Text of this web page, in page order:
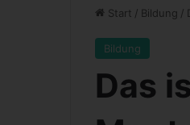
Start / Bildung /
Bildung
Das